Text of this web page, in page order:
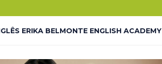
ERIKA BELMONTE ENGLISH ACADEMY